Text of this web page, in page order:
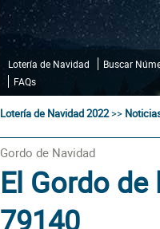
Lotería de Navidad Buscar
FAQs
Lotería de Navidad 2022>>
Gordo de Navidad
El Gordo
79140